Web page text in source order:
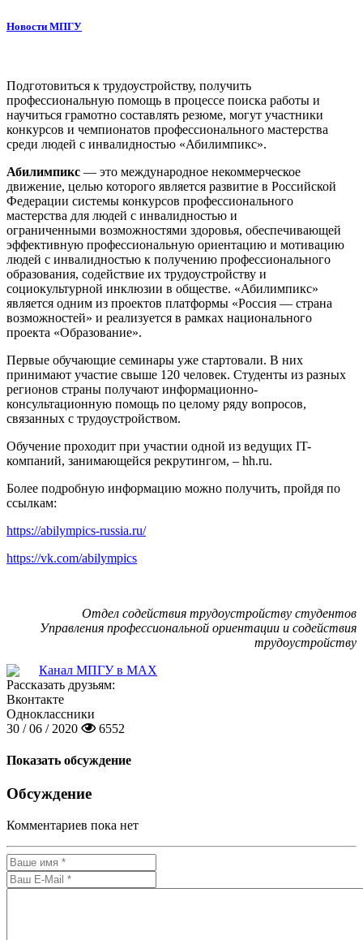
Новости МПГУ
Подготовиться к трудоустройству, получить
профессиональную помощь в процессе поиска работы и
научиться грамотно составлять резюме, могут участники
конкурсов и чемпионатов профессионального мастерства
среди людей с инвалидностью «Абилимпикс».
Абилимпикс — это международное некоммерческое
движение, целью которого является развитие в Российской
Федерации системы конкурсов профессионального
мастерства для людей с инвалидностью и
ограниченными возможностями здоровья, обеспечивающей
эффективную профессиональную ориентацию и мотивацию
людей с инвалидностью к получению профессионального
образования, содействие их трудоустройству и
социокультурной инклюзии в обществе.​ «Абилимпикс»
является одним из проектов платформы «Россия — страна
возможностей» и реализуется в рамках национального
проекта «Образование».
Первые обучающие семинары уже стартовали. В них
принимают участие свыше 120 человек. Студенты из разных
регионов страны получают информационно-
консультационную помощь по целому ряду вопросов,
связанных с трудоустройством.
Обучение проходит при участии одной из ведущих IT-
компаний, занимающейся рекрутингом, – hh.ru.
Более подробную информацию можно получить, пройдя по
ссылкам:
https://abilympics-russia.ru/
https://vk.com/abilympics
Отдел содействия трудоустройству студентов
Управления профессиональной ориентации и содействия
трудоустройству
Канал МПГУ в MAX
Рассказать друзьям:
Вконтакте
Одноклассники
30 / 06 / 2020
6552
Показать обсуждение
Обсуждение
Комментариев пока нет